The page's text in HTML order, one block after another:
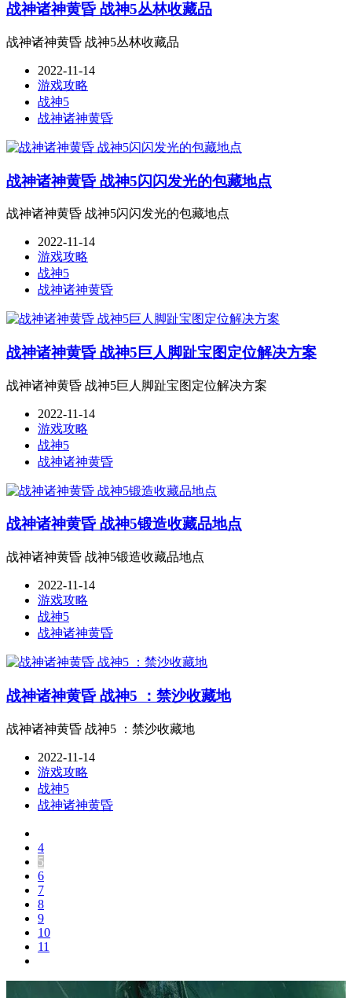
战神诸神黄昏 战神5丛林收藏品
战神诸神黄昏 战神5丛林收藏品
2022-11-14
游戏攻略
战神5
战神诸神黄昏
战神诸神黄昏 战神5闪闪发光的包藏地点
战神诸神黄昏 战神5闪闪发光的包藏地点
2022-11-14
游戏攻略
战神5
战神诸神黄昏
战神诸神黄昏 战神5巨人脚趾宝图定位解决方案
战神诸神黄昏 战神5巨人脚趾宝图定位解决方案
2022-11-14
游戏攻略
战神5
战神诸神黄昏
战神诸神黄昏 战神5锻造收藏品地点
战神诸神黄昏 战神5锻造收藏品地点
2022-11-14
游戏攻略
战神5
战神诸神黄昏
战神诸神黄昏 战神5 ：禁沙收藏地
战神诸神黄昏 战神5 ：禁沙收藏地
2022-11-14
游戏攻略
战神5
战神诸神黄昏
4
5
6
7
8
9
10
11